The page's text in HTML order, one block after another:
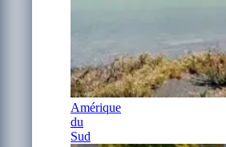
Amérique
du
Sud